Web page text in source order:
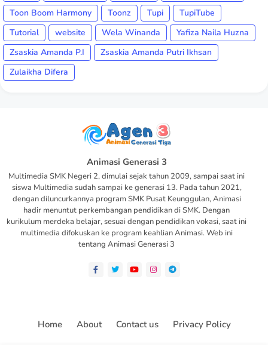
Toon Boom Harmony
Toonz Tupi
TupiTube
Tutorial
website Wela Winanda
Yafiza Naila Huzna
Zsaskia Amanda P.I
Zsaskia Amanda Putri Ikhsan
Zulaikha Difera
Animasi Generasi 3
Multimedia SMK Negeri 2, dimulai sejak tahun 2009, sampai saat ini
siswa Multimedia sudah sampai ke generasi 13. Pada tahun 2021,
dengan diluncurkannya program SMK Pusat Keunggulan, Animasi
hadir menuntut perkembangan pendidikan di SMK. Dengan
kurikulum merdeka belajar, sesuai dengan pendidikan vokasi, saat ini
multimedia difokuskan ke program keahlian Animasi. Web ini
tentang Animasi Generasi 3
Home About Contact us Privacy Policy